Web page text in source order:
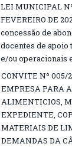
LEI MUNICIPAL
FEVEREIRO DE
concessão de
docentes de
e/ou operacionais
CONVITE Nº 005/
EMPRESA PARA
ALIMENTICIOS,
EXPEDIENTE,
MATERIAIS DE
DEMANDAS DA